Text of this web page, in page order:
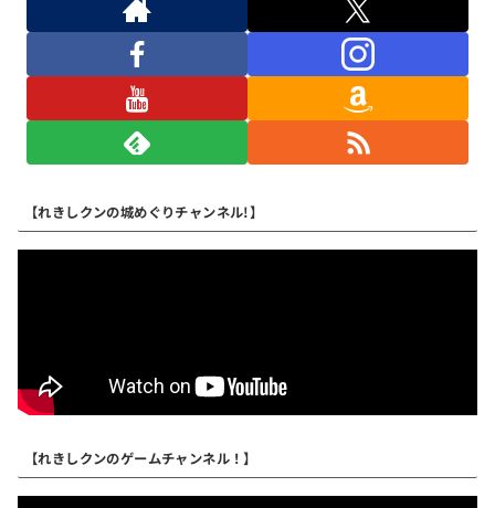
【れきしクンの城めぐりチャンネル!】
【れきしクンのゲームチャンネル！】